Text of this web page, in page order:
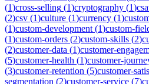
(1)cross-selling (1)cryptography (1)
(2)csv (1)culture (1)currency (1)
(1)custom-development (1)custom-
(1)custom-orders (2)custom-skills (2)
(2)customer-data (1)customer-
(5)customer-health (1)customer-
(3)customer-retention (5)customer-
segmentation (2)customer-service (7)